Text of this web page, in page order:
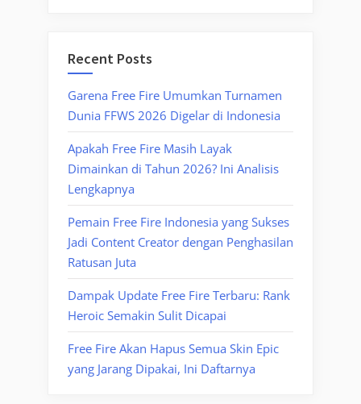
Recent Posts
Garena Free Fire Umumkan Turnamen
Dunia FFWS 2026 Digelar di Indonesia
Apakah Free Fire Masih Layak
Dimainkan di Tahun 2026? Ini Analisis
Lengkapnya
Pemain Free Fire Indonesia yang Sukses
Jadi Content Creator dengan Penghasilan
Ratusan Juta
Dampak Update Free Fire Terbaru: Rank
Heroic Semakin Sulit Dicapai
Free Fire Akan Hapus Semua Skin Epic
yang Jarang Dipakai, Ini Daftarnya